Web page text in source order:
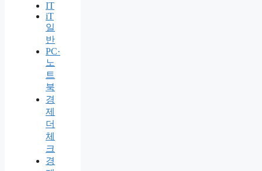
IT
iT
일
반
PC·
노
트
북
경
제
더
체
크
경